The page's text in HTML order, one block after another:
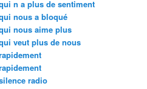
n a plus de sentiment
nous a bloqué
nous aime plus
veut plus de nous
radio